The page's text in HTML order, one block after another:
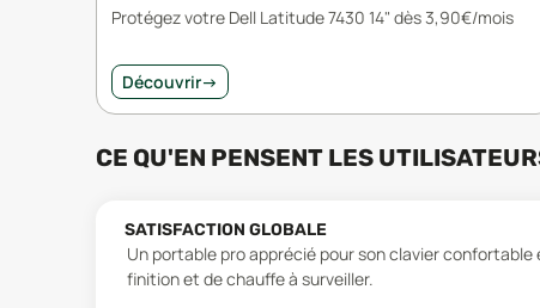
Protégez votre Dell Latitude 7430 14" dès 3,90€/mois
Découvrir→
CE QU'EN PENSENT LES
SATISFACTION GLOBALE
Un portable pro apprécié pour son clavier
finition et de chauffe à surveiller.